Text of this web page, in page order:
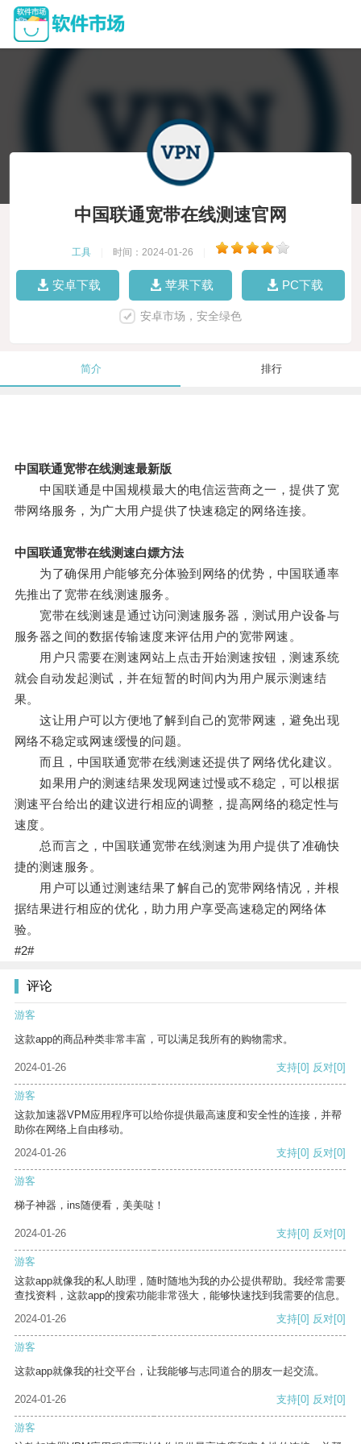
中国联通宽带在线测速官网
工具 时间：2024-01-26
安卓下载 苹果下载 PC下载
安卓市场，安全绿色
简介 排行
中国联通宽带在线测速最新版
中国联通是中国规模最大的电信运营商之一，提供了宽
带网络服务，为广大用户提供了快速稳定的网络连接。
中国联通宽带在线测速白嫖方法
为了确保用户能够充分体验到网络的优势，中国联通率
先推出了宽带在线测速服务。
宽带在线测速是通过访问测速服务器，测试用户设备与
服务器之间的数据传输速度来评估用户的宽带网速。
用户只需要在测速网站上点击开始测速按钮，测速系统
就会自动发起测试，并在短暂的时间内为用户展示测速结
果。
这让用户可以方便地了解到自己的宽带网速，避免出现
网络不稳定或网速缓慢的问题。
而且，中国联通宽带在线测速还提供了网络优化建议。
如果用户的测速结果发现网速过慢或不稳定，可以根据
测速平台给出的建议进行相应的调整，提高网络的稳定性与
速度。
总而言之，中国联通宽带在线测速为用户提供了准确快
捷的测速服务。
用户可以通过测速结果了解自己的宽带网络情况，并根
据结果进行相应的优化，助力用户享受高速稳定的网络体
验。
#2#
评论
游客
这款app的商品种类非常丰富，可以满足我所有的购物需求。
2024-01-26 支持[0] 反对[0]
游客
这款加速器VPM应用程序可以给你提供最高速度和安全性的连接，并帮
助你在网络上自由移动。
2024-01-26
支持[0] 反对[0]
游客
梯子神器，ins随便看，美美哒！
2024-01-26 支持[0] 反对[0]
游客
这款app就像我的私人助理，随时随地为我的办公提供帮助。我经常需要
查找资料，这款app的搜索功能非常强大，能够快速找到我需要的信息。
2024-01-26
支持[0] 反对[0]
游客
这款app就像我的社交平台，让我能够与志同道合的朋友一起交流。
2024-01-26 支持[0] 反对[0]
游客